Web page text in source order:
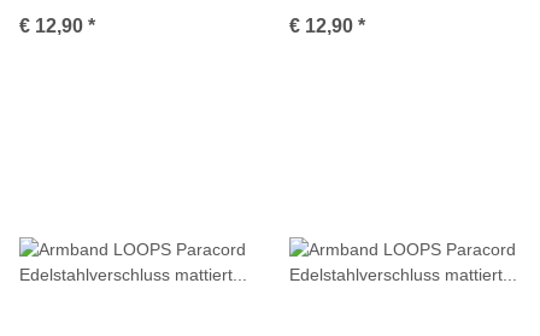
Multicolor
€ 12,90 *
Multicolor
€ 12,90 *